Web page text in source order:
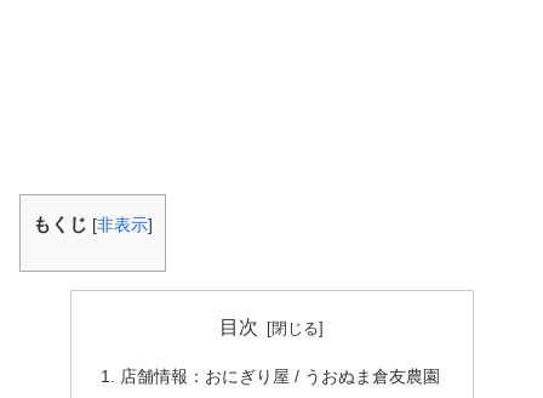
もくじ [非表示]
目次
店舗情報：おにぎり屋 / うおぬま倉友農園